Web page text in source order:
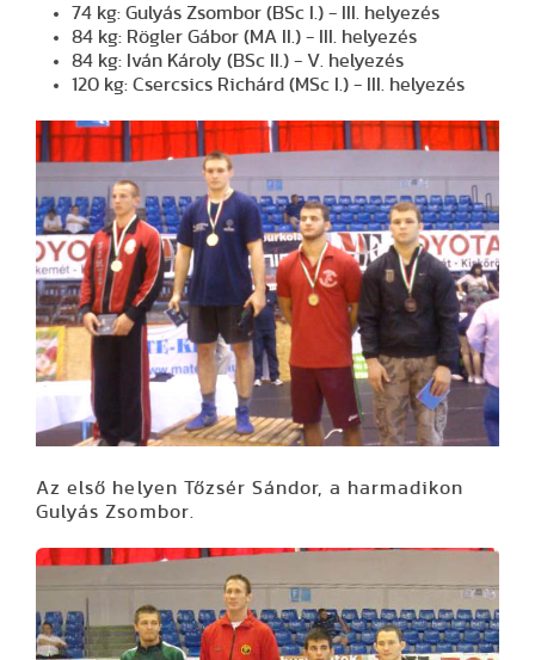
74 kg: Gulyás Zsombor (BSc I.) - III. helyezés
84 kg: Rögler Gábor (MA II.) - III. helyezés
84 kg: Iván Károly (BSc II.) - V. helyezés
120 kg: Csercsics Richárd (MSc I.) - III. helyezés
Az első helyen Tőzsér Sándor, a harmadikon
Gulyás Zsombor.